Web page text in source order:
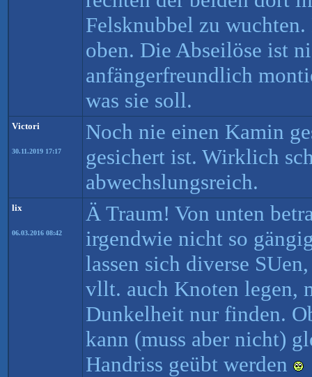
Felsknubbel zu
oben. Die Abseilöse ist
anfängerfreundlich
was sie soll.
Victori
30.11.2019 17:17
Noch nie einen Kamin
gesichert ist. Wirklich
abwechslungsreich.
lix
06.03.2016 08:42
Ä Traum! Von unten
irgendwie nicht so
lassen sich diverse
vllt. auch Knoten legen,
Dunkelheit nur finden.
kann (muss aber nicht)
Handriss geübt werden